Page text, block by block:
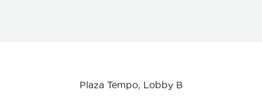
Plaza Tempo, Lobby B